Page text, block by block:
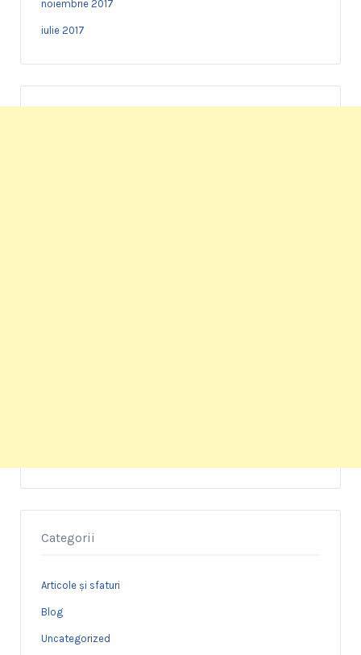
noiembrie 2017
iulie 2017
Categorii
Articole și sfaturi
Blog
Uncategorized